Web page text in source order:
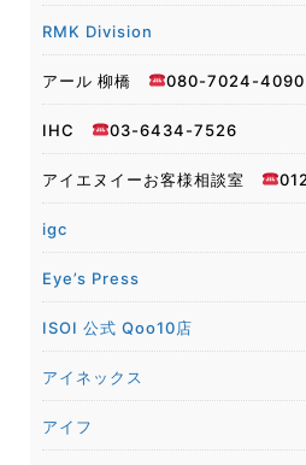
RMK Division
アール 柳橋 080-7024-4090
IHC 03-6434-7526
アイエヌイーお客様相談室
igc
Eye’s Press
ISOI 公式 Qoo10店
アイネックス
アイフ